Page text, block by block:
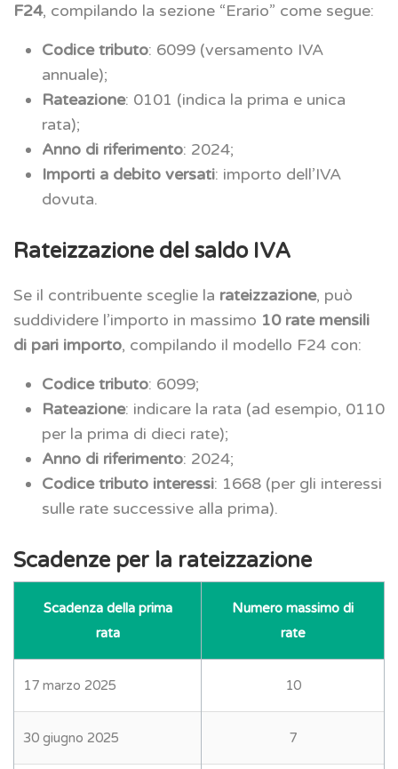
F24, compilando la sezione “Erario” come segue:
Codice tributo: 6099 (versamento IVA
annuale);
Rateazione: 0101 (indica la prima e unica
rata);
Anno di riferimento: 2024;
Importi a debito versati: importo dell’IVA
dovuta.
Rateizzazione del saldo IVA
Se il contribuente sceglie la rateizzazione, può
suddividere l’importo in massimo 10 rate mensili
di pari importo, compilando il modello F24 con:
Codice tributo: 6099;
Rateazione: indicare la rata (ad esempio, 0110
per la prima di dieci rate);
Anno di riferimento: 2024;
Codice tributo interessi: 1668 (per gli interessi
sulle rate successive alla prima).
Scadenze per la rateizzazione
Scadenza della prima
rata
Numero massimo di
rate
17 marzo 2025 10
30 giugno 2025 7